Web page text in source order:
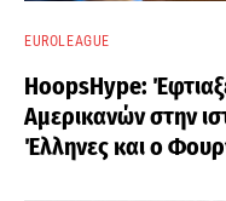
EUROLEAGUE
HoopsHype:
Αμερικανών στην
Έλληνες και ο